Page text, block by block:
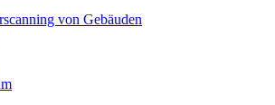
von Gebäuden